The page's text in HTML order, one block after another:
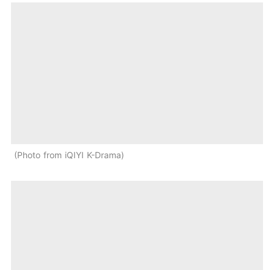
Photo from iQIYI K-Drama